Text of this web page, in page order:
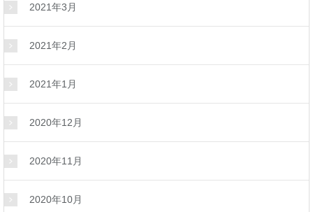
2021年3月
2021年2月
2021年1月
2020年12月
2020年11月
2020年10月